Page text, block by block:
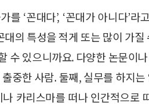
를 ‘꼰대다’, ‘꼰대가 아니다’
대의 특성을 적게 또는 많이 가
수 있으니까요. 다양한 논문이
중한 사람. 둘째, 실무를 하지
카리스마를 떠나 인간적으로